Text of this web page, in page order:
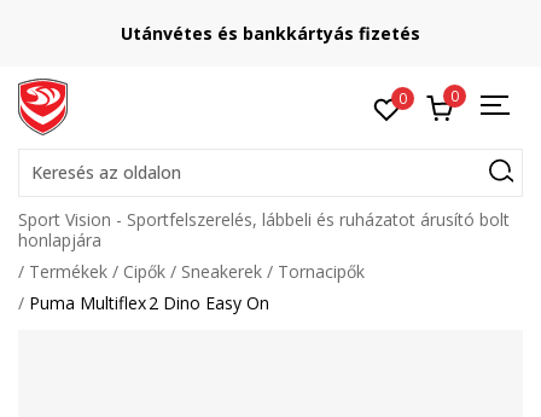
Utánvétes és bankkártyás fizetés
0 0
Keresés az oldalon
Sport Vision - Sportfelszerelés, lábbeli és ruházatot árusító bolt
honlapjára
Termékek
Cipők Sneakerek
Tornacipők
Puma Multiflex 2 Dino Easy On